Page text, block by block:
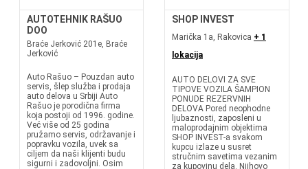
AUTOTEHNIK RAŠUO
DOO
Braće Jerković 201e, Braće
Jerković
Auto Rašuo – Pouzdan auto
servis, šlep služba i prodaja
auto delova u Srbiji Auto
Rašuo je porodična firma
koja postoji od 1996. godine.
Već više od 25 godina
pružamo servis, održavanje i
popravku vozila, uvek sa
ciljem da naši klijenti budu
sigurni i zadovoljni. Osim
SHOP INVEST
Marička 1a, Rakovica + 1
lokacija
AUTO DELOVI ZA SVE
TIPOVE VOZILA ŠAMPION
PONUDE REZERVNIH
DELOVA Pored neophodne
ljubaznosti, zaposleni u
maloprodajnim objektima
SHOP INVEST-a svakom
kupcu izlaze u susret
stručnim savetima vezanim
za kupovinu dela. Njihovo